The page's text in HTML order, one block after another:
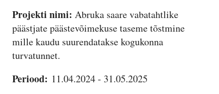
Projekti nimi: Abruka saare vabatahtlike
päästjate päästevõimekuse taseme tõstmine
mille kaudu suurendatakse kogukonna
turvatunnet.
Periood: 11.04.2024 - 31.05.2025